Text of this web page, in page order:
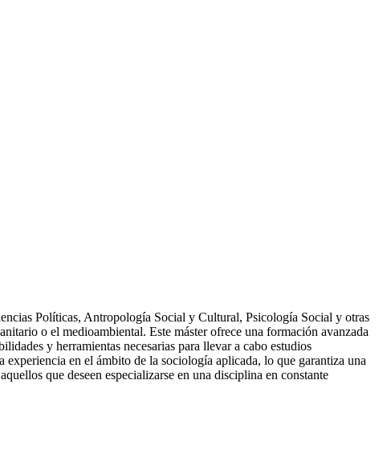
Políticas, Antropología Social y Cultural, Psicología Social y otras
o el medioambiental. Este máster ofrece una formación avanzada
y herramientas necesarias para llevar a cabo estudios
en el ámbito de la sociología aplicada, lo que garantiza una
que deseen especializarse en una disciplina en constante